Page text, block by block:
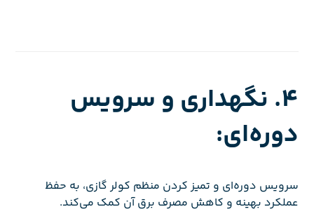
4. نگهداری و سرویس
دوره‌ای:
سرویس دوره‌ای و تمیز کردن منظم کولر گازی، به حفظ
عملکرد بهینه و کاهش مصرف برق آن کمک می‌کند.